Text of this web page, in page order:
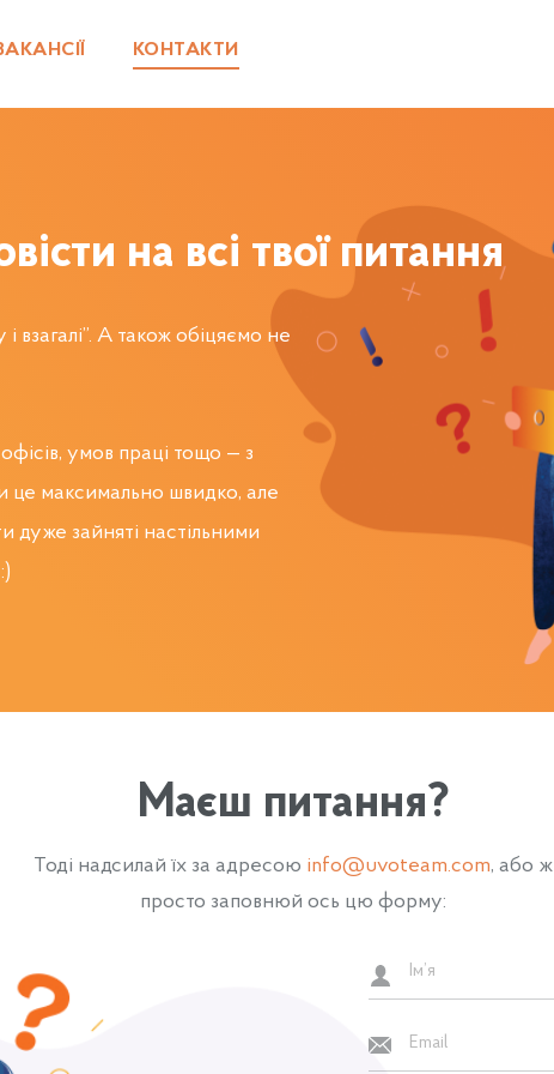
КОНТАКТИ
на всі твої питання
взагалі”. А також обіцяємо не
умов праці тощо — з
це максимально швидко, але
дуже зайняті настільними
Маєш питання?
Тоді надсилай їх за адресою info@uvoteam.com, або ж
просто заповнюй ось цю форму: